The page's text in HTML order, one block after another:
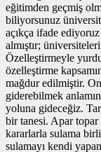
eğitimden geçmiş
biliyorsunuz
açıkça ifade
almıştır;
Özelleştirmeyle
özelleştirme
mağdur edilmiştir.
giderebilmek
yoluna gideceğiz.
bir tanesi. Apar topar
kararlarla sulama
sulamayı kendi